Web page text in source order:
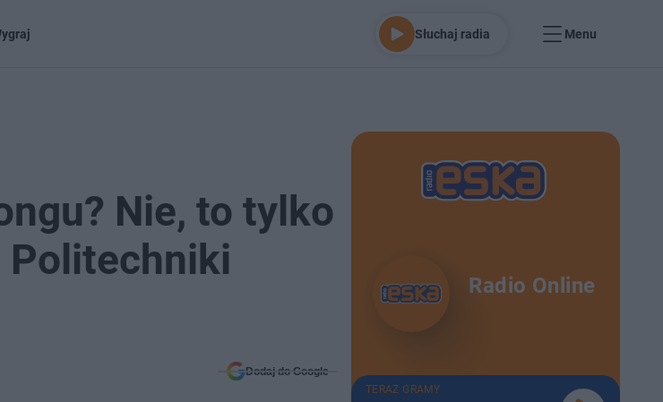
Słuchaj radia Menu
Nie, to tylko
Politechniki
Dodaj do Google
Radio Online
TERAZ GRAMY